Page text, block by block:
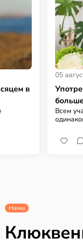
в
05
Всем
Наука